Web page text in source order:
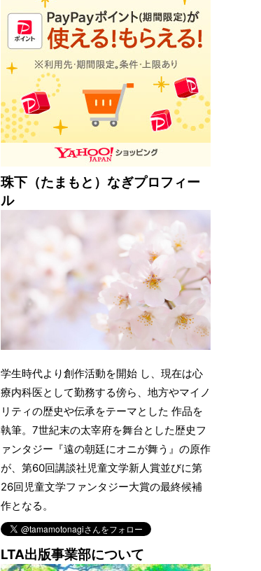
珠下（たまもと）なぎプロフィー
ル
学生時代より創作活動を開始 し、現在は心
療内科医として勤務する傍ら、地方やマイノ
リティの歴史や伝承をテーマとした 作品を
執筆。7世紀末の太宰府を舞台とした歴史フ
ァンタジー『遠の朝廷にオニが舞う』の原作
が、第60回講談社児童文学新人賞並びに第
26回児童文学ファンタジー大賞の最終候補
作となる。
LTA出版事業部について